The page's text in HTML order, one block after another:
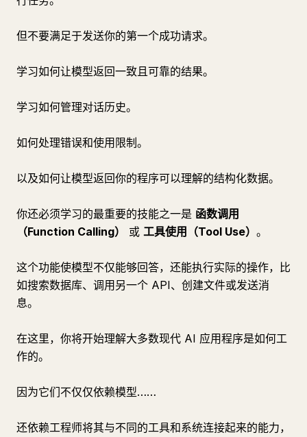
但不要满足于发送你的第一个成功请求。
学习如何让模型返回一致且可靠的结果。
学习如何管理对话历史。
如何处理错误和使用限制。
以及如何让模型返回你的程序可以理解的结构化数据。
你还必须学习的最重要的技能之一是 函数调用
（Function Calling）
或 工具使用（Tool Use） 。
这个功能使模型不仅能够回答，还能执行实际的操作，比
如搜索数据库、调用另一个 API、创建文件或发送消
息。
在这里，你将开始理解大多数现代 AI 应用程序是如何工
作的。
因为它们不仅仅依赖模型……
还依赖工程师将其与不同的工具和系统连接起来的能力，